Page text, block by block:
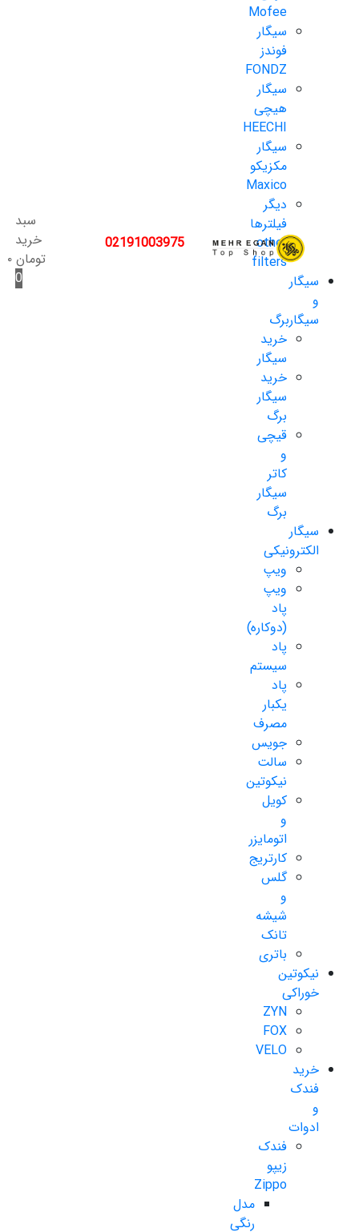
Mofee
سیگار
فوندز
FONDZ
سیگار
هیچی
HEECHI
سیگار
مکزیکو
Maxico
دیگر
فیلترها
other
filters
سیگار
و
سیگاربرگ
خرید
سیگار
خرید
سیگار
برگ
قیچی
و
کاتر
سیگار
برگ
سیگار
الکترونیکی
ویپ
ویپ
پاد
(دوکاره)
پاد
سیستم
پاد
یکبار
مصرف
جویس
سالت
نیکوتین
کویل
و
اتومایزر
کارتریج
گلس
و
شیشه
تانک
باتری
نیکوتین
خوراکی
ZYN
FOX
VELO
خرید
فندک
و
ادوات
فندک
زیپو
Zippo
مدل
رنگی
02191003975
سبد
خرید
تومان۰
0